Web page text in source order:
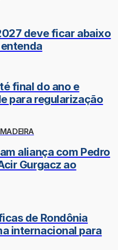
deve ficar abaixo
final do ano e
para regularização
aliança com Pedro
Gurgacz ao
de Rondônia
internacional para